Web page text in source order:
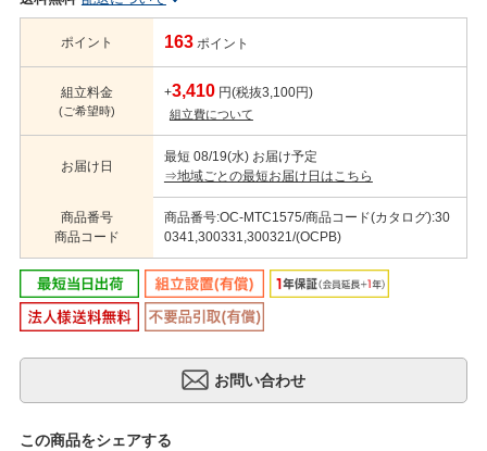
ポイント 163 ポイント
組立料金
(ご希望時)
+3,410 円(税抜3,100円)
組立費について
お届け日
最短 08/19(水) お届け予定
⇒地域ごとの最短お届け日はこちら
商品番号
商品コード
商品番号:OC-MTC1575/商品コード(カタログ):30
0341,300331,300321/(OCPB)
この商品をシェアする